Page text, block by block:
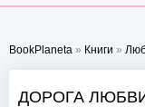
BookPlaneta » Книги »
ДОРОГА